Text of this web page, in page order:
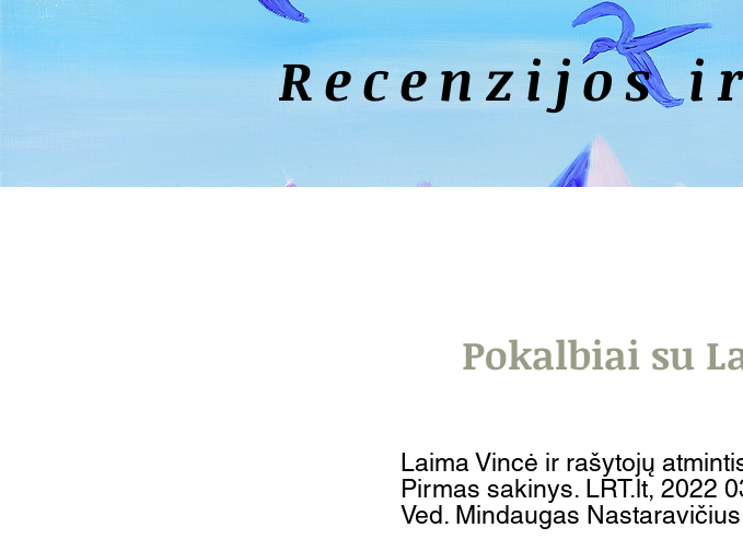
Recenzijos
Pokalbiai su
Laima Vincė ir rašytojų
Pirmas sakinys. LRT.lt, 2022
Ved. Mindaugas